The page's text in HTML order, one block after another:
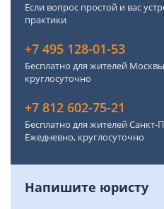
Если вопрос простой и вас
практики
+7 495 128-01-53
Бесплатно для жителей
круглосуточно
+7 812 602-75-21
Бесплатно для жителей
Ежедневно, круглосуточно
Напишите юристу